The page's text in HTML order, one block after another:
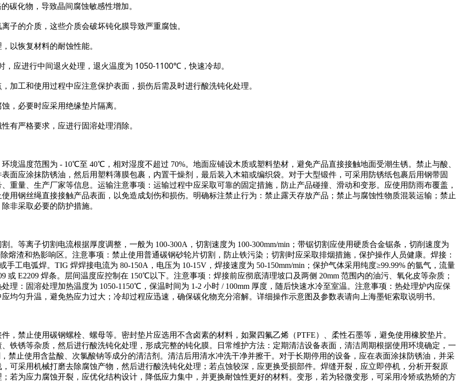
化物，导致晶间腐蚀敏感性增加。
子的介质，这些介质会破坏钝化膜导致严重腐蚀。
以恢复材料的耐蚀性能。
应进行中间退火处理，退火温度为 1050-1100℃，快速冷却。
加工和使用过程中应注意保护表面，损伤后需及时进行酸洗钝化处理。
，必要时应采用绝缘垫片隔离。
有严格要求，应进行固溶处理消除。
境温度范围为 - 10℃至 40℃，相对湿度不超过 70%。地面应铺设木质或塑料垫材，避免产品直接接触地面受潮生锈。禁止与酸、
面应涂抹防锈油，然后用塑料薄膜包裹，内置干燥剂，最后装入木箱或编织袋。对于大型锻件，可采用防锈纸包裹后用钢带固
重量、生产厂家等信息。运输注意事项：运输过程中应采取可靠的固定措施，防止产品碰撞、滑动和变形。应使用防雨布覆盖，
用钢丝绳直接接触产品表面，以免造成划伤和损伤。明确标注禁止行为：禁止露天存放产品；禁止与腐蚀性物质混装运输；禁止
非采取必要的防护措施。
。等离子切割电流根据厚度调整，一般为 100-300A，切割速度为 100-300mm/min；带锯切割应使用硬质合金锯条，切削速度为
熔渣和热影响区。注意事项：禁止使用普通碳钢砂轮片切割，防止铁污染；切割时应采取排烟措施，保护操作人员健康。焊接：
工电弧焊。TIG 焊焊接电流为 80-150A，电压为 10-15V，焊接速度为 50-150mm/min；保护气体采用纯度≥99.99% 的氩气，流量
或 E2209 焊条。层间温度应控制在 150℃以下。注意事项：焊接前应彻底清理坡口及两侧 20mm 范围内的油污、氧化皮等杂质；
理：固溶处理加热温度为 1050-1150℃，保温时间为 1-2 小时 / 100mm 厚度，随后快速水冷至室温。注意事项：热处理炉内应保
均匀升温，避免热应力过大；冷却过程应迅速，确保碳化物充分溶解。详细操作示意图及参数表请向上海墨钜索取说明书。
，禁止使用碳钢螺栓、螺母等。密封垫片应选用不含卤素的材料，如聚四氟乙烯（PTFE）、柔性石墨等，避免使用橡胶垫片。
铁锈等杂质，然后进行酸洗钝化处理，形成完整的钝化膜。日常维护方法：定期清洁设备表面，清洁周期根据使用环境确定，一
禁止使用含盐酸、次氯酸钠等成分的清洁剂。清洁后用清水冲洗干净并擦干。对于长期停用的设备，应在表面涂抹防锈油，并采
可采用机械打磨去除腐蚀产物，然后进行酸洗钝化处理；若点蚀较深，应更换受损部件。焊缝开裂，应立即停机，分析开裂原
若为应力腐蚀开裂，应优化结构设计，降低应力集中，并更换耐蚀性更好的材料。变形，若为轻微变形，可采用冷矫或热矫的方